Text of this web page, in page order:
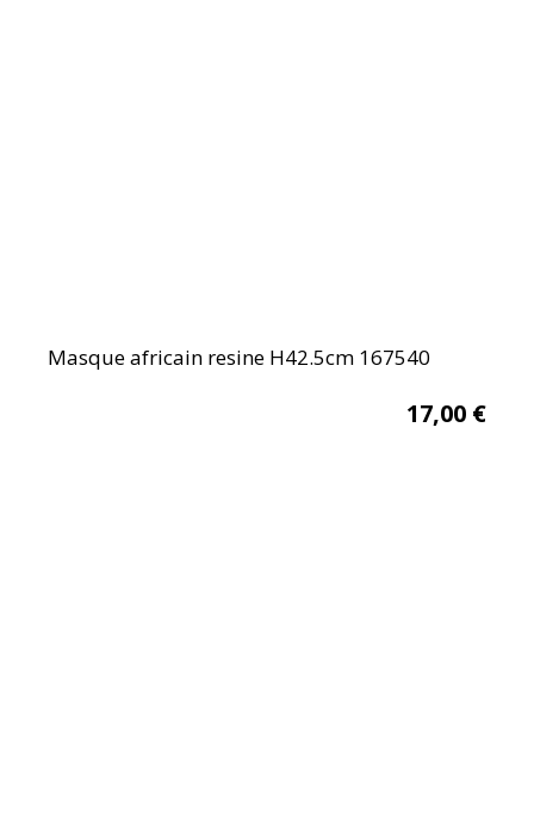
Masque africain resine H42.5cm 167540
17,00 €